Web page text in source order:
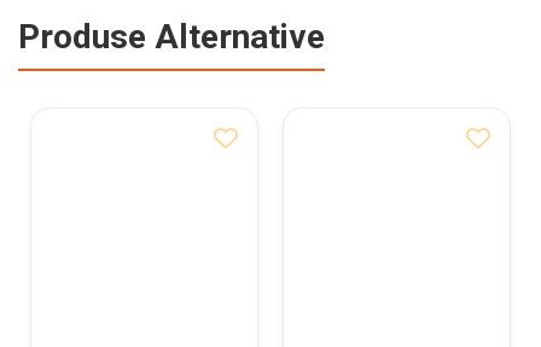
Produse Alternative